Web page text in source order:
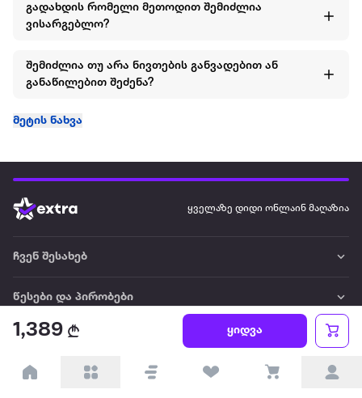
1,389 ყიდვა
გადახდის რომელი მეთოდით შემიძლია
ვისარგებლო?
შემიძლია თუ არა ნივთების განვადებით ან
განაწილებით შეძენა?
მეტის ნახვა
ყველაზე დიდი ონლაინ მაღაზია
ჩვენ შესახებ
წესები და პირობები
პარტნიორებისთვის
ტრენდული